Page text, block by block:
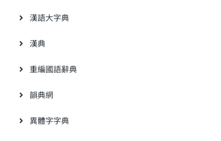
漢語大字典
漢典
重編國語辭典
韻典網
異體字字典